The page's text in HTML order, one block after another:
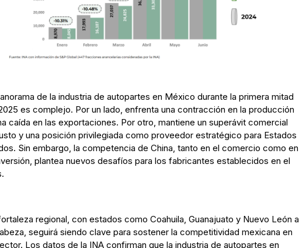
de la industria de autopartes en México durante la primera mitad
es complejo. Por un lado, enfrenta una contracción en la producción
caída en las exportaciones. Por otro, mantiene un superávit comercial
y una posición privilegiada como proveedor estratégico para Estados
Sin embargo, la competencia de China, tanto en el comercio como en
plantea nuevos desafíos para los fabricantes establecidos en el
regional, con estados como Coahuila, Guanajuato y Nuevo León a
seguirá siendo clave para sostener la competitividad mexicana en
Los datos de la INA confirman que la industria de autopartes en